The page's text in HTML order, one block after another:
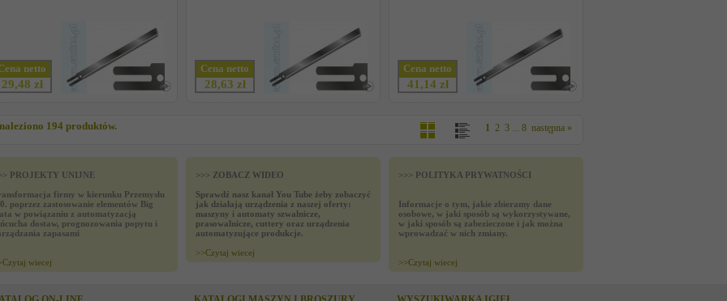
netto
29,48 zł
Cena netto
28,63 zł
Cena netto
41,14 zł
194 produktów. 1 2 3 ... 8 następna »
PROJEKTY UNIJNE
firmy w kierunku Przemysłu
poprzez zastosowanie elementów Big
w powiązaniu z automatyzacją
dostaw, prognozowania popytu i
zapasami
Czytaj wiecej
>>> ZOBACZ WIDEO
Sprawdź nasz kanał You Tube żeby zobaczyć
jak działają urządzenia z naszej oferty:
maszyny i automaty szwalnicze,
prasowalnicze, cuttery oraz urządzenia
automatyzujące produkcje.
>>Czytaj wiecej
>>> POLITYKA PRYWATNOŚCI
Informacje o tym, jakie zbieramy dane
osobowe, w jaki sposób są wykorzystywane,
w jaki sposób są zabezieczone i jak można
wprowadzać w nich zmiany.
>>Czytaj wiecej